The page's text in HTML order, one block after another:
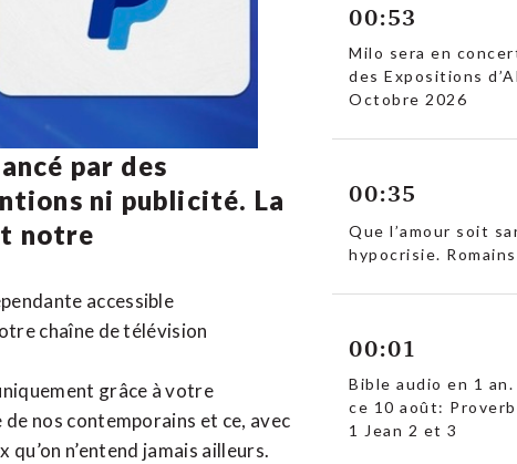
par des
ni publicité. La
notre
accessible
chaîne de télévision
grâce à votre
nos contemporains et ce, avec
n’entend jamais ailleurs.
00:53
Milo sera en
des Expositions
Octobre 2026
00:35
Que l’amour soit
hypocrisie.
00:01
Bible audio en 1
ce 10 août:
1 Jean 2 et 3